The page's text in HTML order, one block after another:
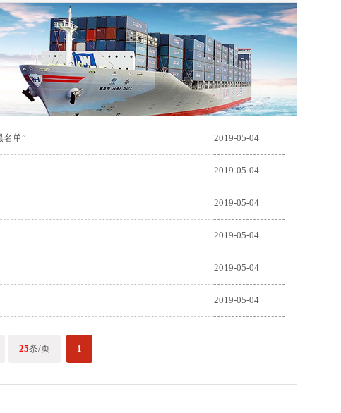
名单” 2019-05-04
2019-05-04
2019-05-04
2019-05-04
2019-05-04
2019-05-04
25条/页 1